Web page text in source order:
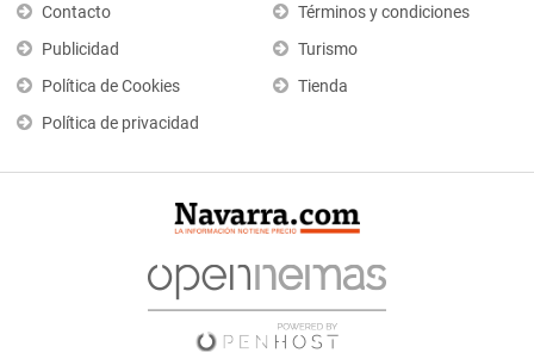
Contacto
Publicidad
Política de Cookies
Política de privacidad
Términos y condiciones
Turismo
Tienda